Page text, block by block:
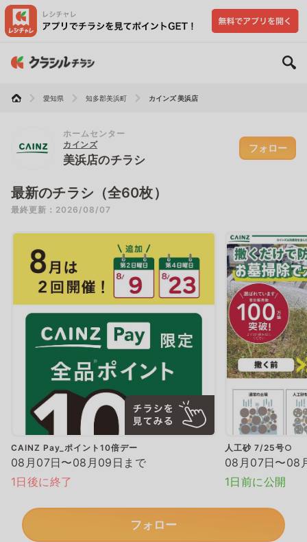
愛知県 知多郡美浜町 カインズ 美浜店
ホームセンター
カインズ
美浜店のチラシ
フォロー
最新のチラシ（全60枚）
最終更新：2026/08/07
CAINZ Pay_ポイント10倍デー
08月07日〜08月09日まで
1日後に終了
人工砂 7/25号○
08月07日〜08
1日前に公開
フォロー